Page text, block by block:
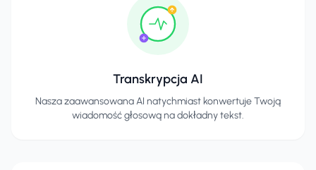
Transkrypcja AI
Nasza zaawansowana AI natychmiast konwertuje Twoją
wiadomość głosową na dokładny tekst.